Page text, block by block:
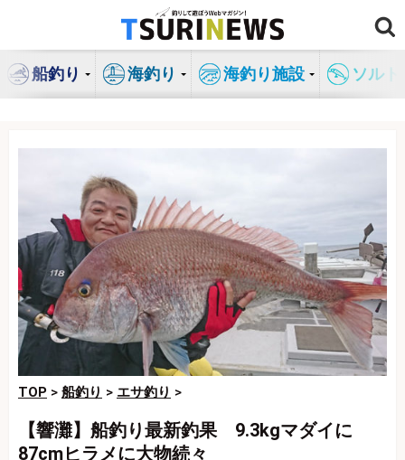
ン
船釣り 海釣り 海釣り施設 ソル
TOP > 船釣り > エサ釣り >
【響灘】船釣り最新釣果 9.3kgマダイに
87cmヒラメに大物続々